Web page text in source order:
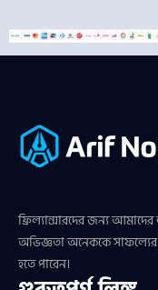
ফ্রিল্যান্সারদের জন্য
অভিজ্ঞতা অনেককে
হতে পারেন।